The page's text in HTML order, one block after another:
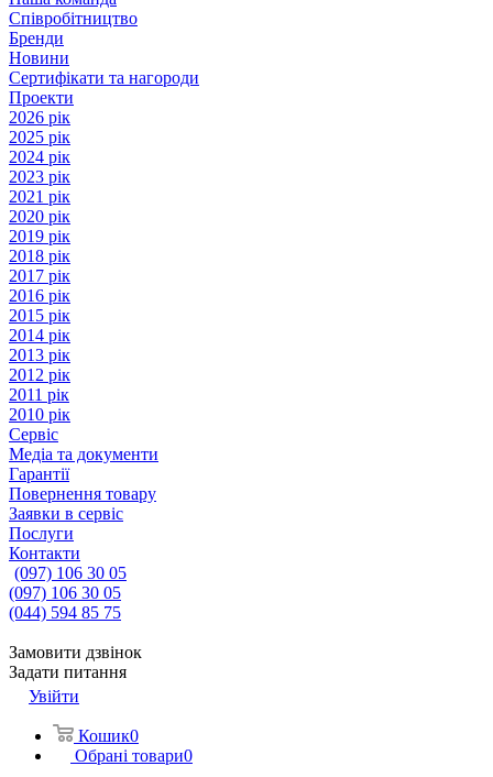
Співробітництво
Бренди
Новини
Сертифікати та нагороди
Проекти
2026 рік
2025 рік
2024 рік
2023 рік
2021 рік
2020 рік
2019 рік
2018 рік
2017 рік
2016 рік
2015 рік
2014 рік
2013 рік
2012 рік
2011 рік
2010 рік
Сервіс
Медіа та документи
Гарантії
Повернення товару
Заявки в сервіс
Послуги
Контакти
(097) 106 30 05
(097) 106 30 05
(044) 594 85 75
Замовити дзвінок
Задати питання
Увійти
Кошик0
Обрані товари0